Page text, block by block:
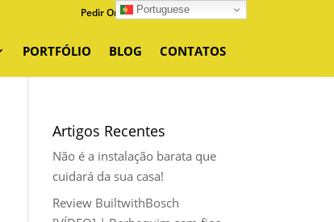
Pedir Orçamento
PORTFÓLIO BLOG CONTATOS
Artigos Recentes
Não é a instalação barata que
cuidará da sua casa!
Review BuiltwithBosch
Portuguese